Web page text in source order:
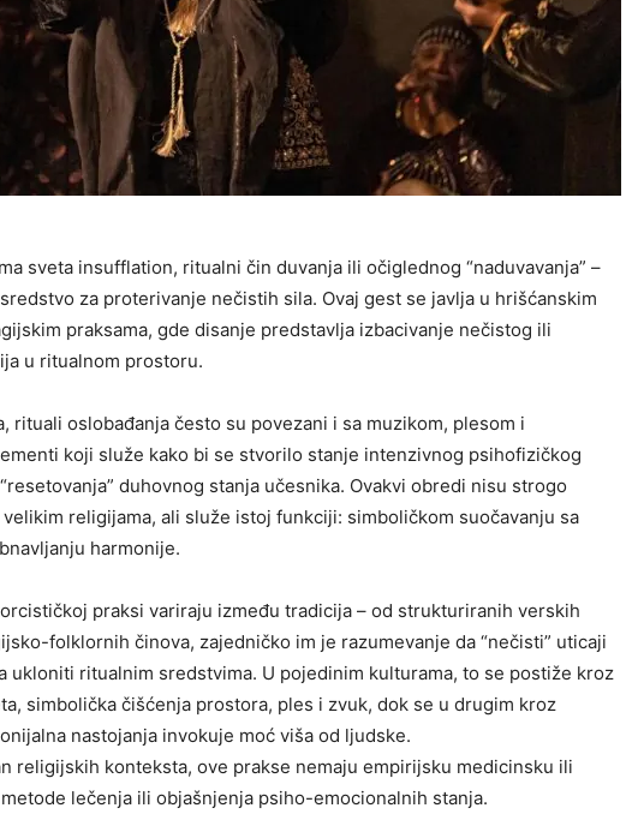
sveta insufflation, ritualni čin duvanja ili očiglednog “naduvavanja” –
za proterivanje nečistih sila. Ovaj gest se javlja u hrišćanskim
praksama, gde disanje predstavlja izbacivanje nečistog ili
u ritualnom prostoru.
rituali oslobađanja često su povezani i sa muzikom, plesom i
koji služe kako bi se stvorilo stanje intenzivnog psihofizičkog
duhovnog stanja učesnika. Ovakvi obredi nisu strogo
religijama, ali služe istoj funkciji: simboličkom suočavanju sa
harmonije.
praksi variraju između tradicija – od strukturiranih verskih
folklornih činova, zajedničko im je razumevanje da “nečisti” uticaji
ukloniti ritualnim sredstvima. U pojedinim kulturama, to se postiže kroz
simbolička čišćenja prostora, ples i zvuk, dok se u drugim kroz
nastojanja invokuje moć viša od ljudske.
religijskih konteksta, ove prakse nemaju empirijsku medicinsku ili
lečenja ili objašnjenja psiho-emocionalnih stanja.